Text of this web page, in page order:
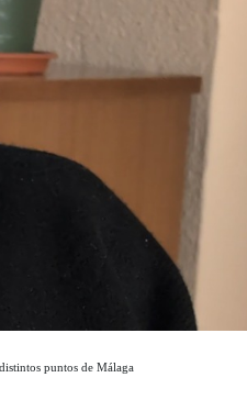
puntos de Málaga